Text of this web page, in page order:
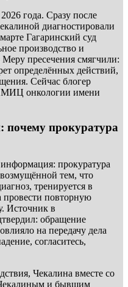
года. Сразу после
диагностировали
Гагаринский суд
производство и
пресечения смягчили:
определённых действий,
Сейчас блогер
онкологии имени
почему прокуратура
прокуратура
тем, что
тренируется в
провести повторную
Источник в
обращение
на передачу дела
согласитесь,
Чекалина вместе со
и бывшим